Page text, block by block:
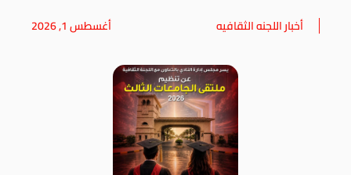
أخبار اللجنه الثقافيه أغسطس 1, 2026